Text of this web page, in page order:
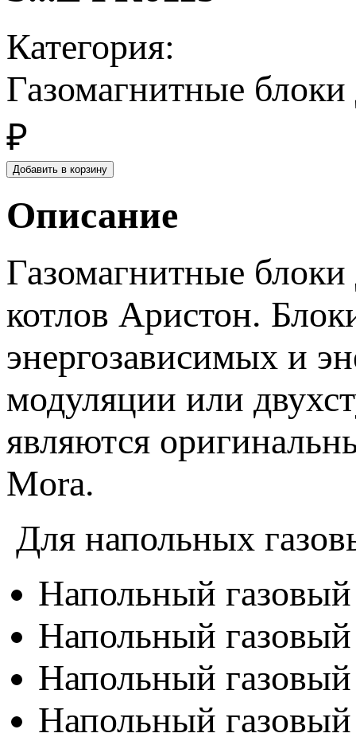
Категория:
Газомагнитные блоки
₽
Описание
Газомагнитные
котлов Аристон.
энергозависимых и
модуляции или
являются
Mora.
Для напольных
Напольный
Напольный
Напольный
Напольный